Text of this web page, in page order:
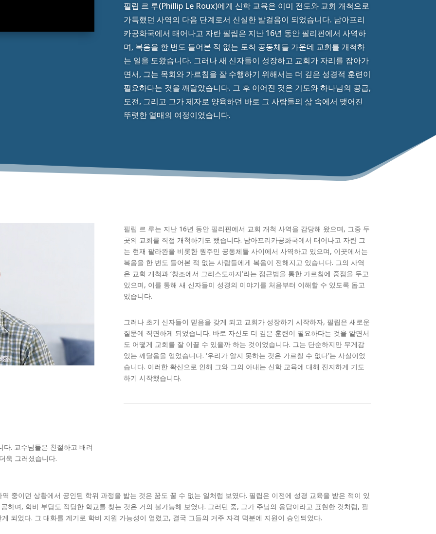
필립 르 루(Phillip Le Roux)에게 신학 교육은 이미 전도와 교회 개척으로
가득했던 사역의 다음 단계로서 신실한 발걸음이 되었습니다. 남아프리
카공화국에서 태어나고 자란 필립은 지난 16년 동안 필리핀에서 사역하
며, 복음을 한 번도 들어본 적 없는 토착 공동체들 가운데 교회를 개척하
는 일을 도왔습니다. 그러나 새 신자들이 성장하고 교회가 자리를 잡아가
면서, 그는 목회와 가르침을 잘 수행하기 위해서는 더 깊은 성경적 훈련이
필요하다는 것을 깨달았습니다. 그 후 이어진 것은 기도와 하나님의 공급,
도전, 그리고 그가 제자로 양육하던 바로 그 사람들의 삶 속에서 맺어진
뚜렷한 열매의 여정이었습니다.
. 교수님들은 친절하고 배려
욱 그러셨습니다.
필립 르 루는 지난 16년 동안 필리핀에서 교회 개척 사역을 감당해 왔으며, 그중 두
곳의 교회를 직접 개척하기도 했습니다. 남아프리카공화국에서 태어나고 자란 그
는 현재 팔라완을 비롯한 원주민 공동체들 사이에서 사역하고 있으며, 이곳에서는
복음을 한 번도 들어본 적 없는 사람들에게 복음이 전해지고 있습니다. 그의 사역
은 교회 개척과 ‘창조에서 그리스도까지’라는 접근법을 통한 가르침에 중점을 두고
있으며, 이를 통해 새 신자들이 성경의 이야기를 처음부터 이해할 수 있도록 돕고
있습니다.
그러나 초기 신자들이 믿음을 갖게 되고 교회가 성장하기 시작하자, 필립은 새로운
질문에 직면하게 되었습니다. 바로 자신도 더 깊은 훈련이 필요하다는 것을 알면서
도 어떻게 교회를 잘 이끌 수 있을까 하는 것이었습니다. 그는 단순하지만 무게감
있는 깨달음을 얻었습니다. ‘우리가 알지 못하는 것은 가르칠 수 없다’는 사실이었
습니다. 이러한 확신으로 인해 그와 그의 아내는 신학 교육에 대해 진지하게 기도
하기 시작했습니다.
중이던 상황에서 공인된 학위 과정을 밟는 것은 꿈도 꿀 수 없는 일처럼 보였다. 필립은 이전에 성경 교육을 받은 적이 있
하며, 학비 부담도 적당한 학교를 찾는 것은 거의 불가능해 보였다. 그러던 중, 그가 주님의 응답이라고 표현한 것처럼, 필
되었다. 그 대화를 계기로 학비 지원 가능성이 열렸고, 결국 그들의 거주 자격 덕분에 지원이 승인되었다.